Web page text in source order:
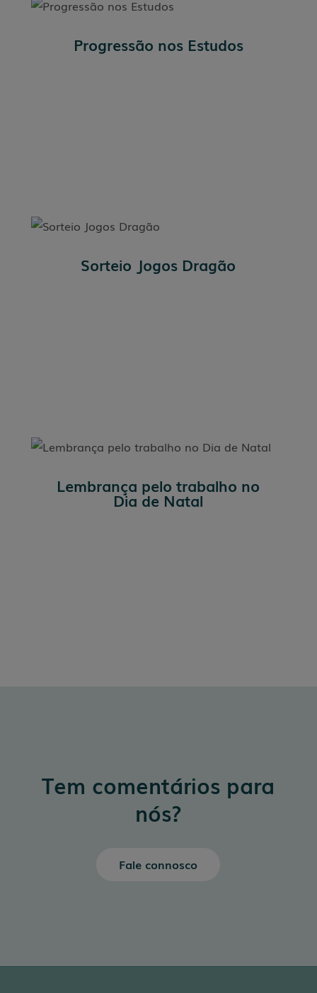
Progressão nos Estudos
Sorteio Jogos Dragão
Lembrança pelo trabalho no
Dia de Natal
Tem comentários para
nós?
Fale connosco